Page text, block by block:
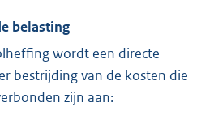
belasting
wordt een directe
bestrijding van de kosten die
zijn aan: